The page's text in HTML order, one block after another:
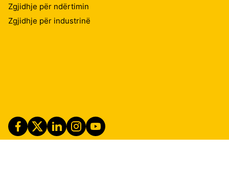
Zgjidhje për ndërtimin
Zgjidhje për industrinë